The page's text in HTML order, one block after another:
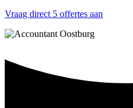
Vraag direct 5 offertes aan